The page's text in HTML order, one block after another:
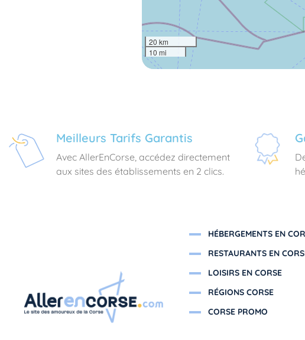
20 km
10 mi
Meilleurs Tarifs Garantis
Avec AllerEnCorse, accédez directement
aux sites des établissements en 2 clics.
HÉBERGEMENTS EN
RESTAURANTS EN
LOISIRS EN CORSE
RÉGIONS CORSE
CORSE PROMO